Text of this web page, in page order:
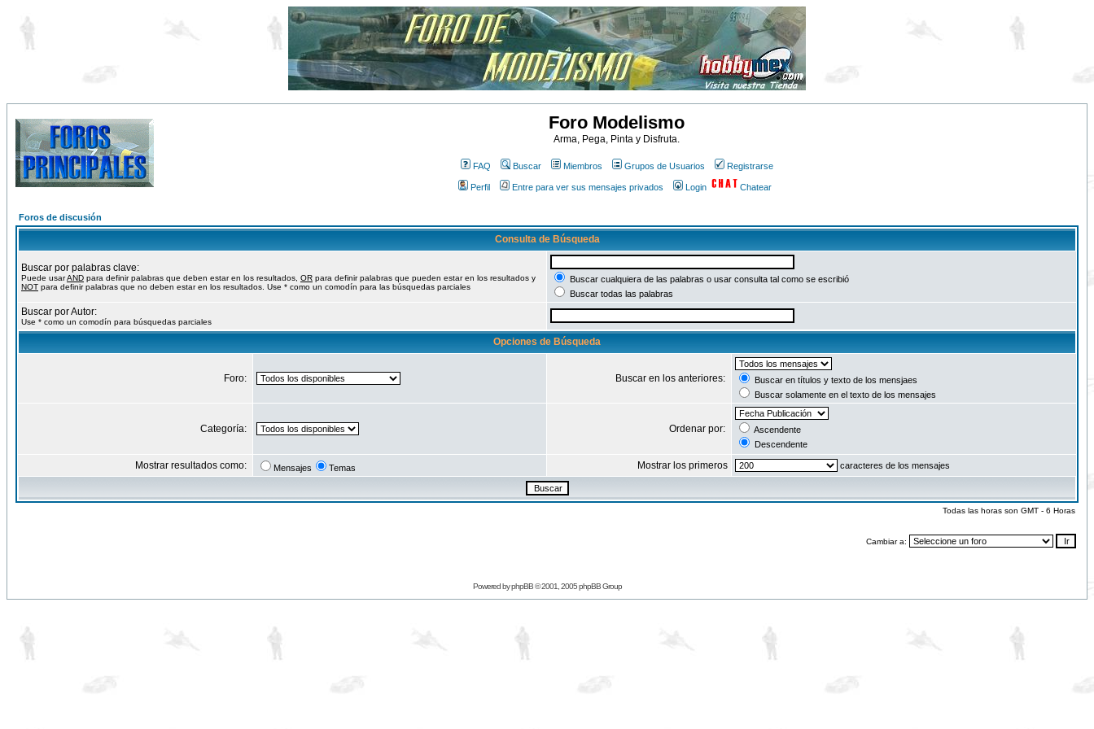
Foro Modelismo
Arma, Pega, Pinta y Disfruta.
FAQ Buscar Miembros Grupos de Usuarios Registrarse
Perfil Entre para ver sus mensajes privados Login Chatear
Foros de discusión
Consulta de Búsqueda
Buscar por palabras clave:
Puede usarAND para definir palabras que deben estar en los resultados, OR para definir palabras que pueden estar en los resultados y
NOT para definir palabras que no deben estar en los resultados. Use * como un comodín para las búsquedas parciales
Buscar cualquiera de las palabras o usar consulta tal como se escribió
Buscar todas las palabras
Buscar por Autor:
Use * como un comodín para búsquedas parciales
Opciones de Búsqueda
Foro: Buscar en los anteriores:
Buscar en títulos y texto de los mensjaes
Buscar solamente en el texto de los mensajes
Categoría: Ordenar por:
Ascendente
Descendente
Mostrar resultados como: Mensajes Temas Mostrar los primeros caracteres de los mensajes
Todas las horas son GMT - 6 Horas
Cambiar a:
Powered byphpBB© 2001, 2005 phpBB Group